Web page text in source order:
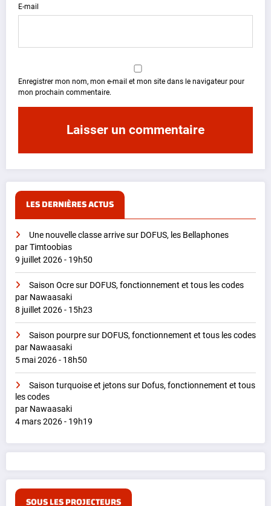
E-mail
Enregistrer mon nom, mon e-mail et mon site dans le navigateur pour
mon prochain commentaire.
LES DERNIÈRES ACTUS
Une nouvelle classe arrive sur DOFUS, les Bellaphones
par Timtoobias
9 juillet 2026 - 19h50
Saison Ocre sur DOFUS, fonctionnement et tous les codes
par Nawaasaki
8 juillet 2026 - 15h23
Saison pourpre sur DOFUS, fonctionnement et tous les codes
par Nawaasaki
5 mai 2026 - 18h50
Saison turquoise et jetons sur Dofus, fonctionnement et tous
les codes
par Nawaasaki
4 mars 2026 - 19h19
SOUS LES PROJECTEURS